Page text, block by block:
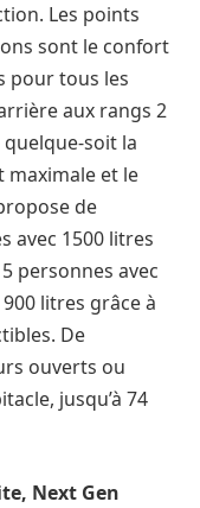
Les points
sont le confort
pour tous les
aux rangs 2
quelque-soit la
maximale et le
de
avec 1500 litres
personnes avec
litres grâce à
De
ouverts ou
jusqu’à 74
Next Gen